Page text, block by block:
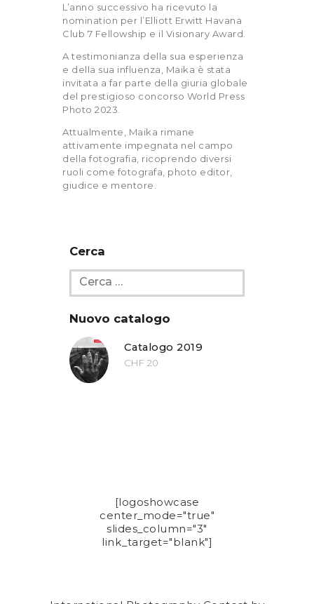
L’anno successivo ha ricevuto la
nomination per l’Elliott Erwitt Havana
Club 7 Fellowship e il Visionary Award.
A testimonianza della sua esperienza
e della sua influenza, Maika è stata
invitata a far parte della giuria globale
del prestigioso concorso World Press
Photo 2023.
Attualmente, Maika rimane
attivamente impegnata nel campo
della fotografia, ricoprendo diversi
ruoli come fotografa, photo editor,
giudice e mentore.
Cerca
Nuovo catalogo
Catalogo 2019
CHF 20
[logoshowcase
center_mode="true"
slides_column="3"
link_target="blank"]